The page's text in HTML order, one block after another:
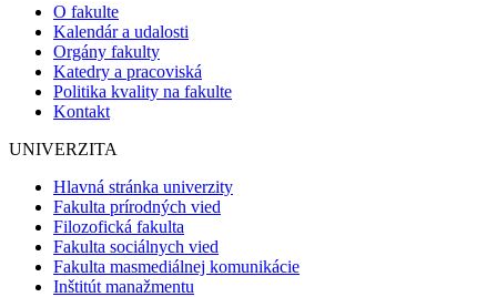
O fakulte
Kalendár a udalosti
Orgány fakulty
Katedry a pracoviská
Politika kvality na fakulte
Kontakt
UNIVERZITA
Hlavná stránka univerzity
Fakulta prírodných vied
Filozofická fakulta
Fakulta sociálnych vied
Fakulta masmediálnej komunikácie
Inštitút manažmentu